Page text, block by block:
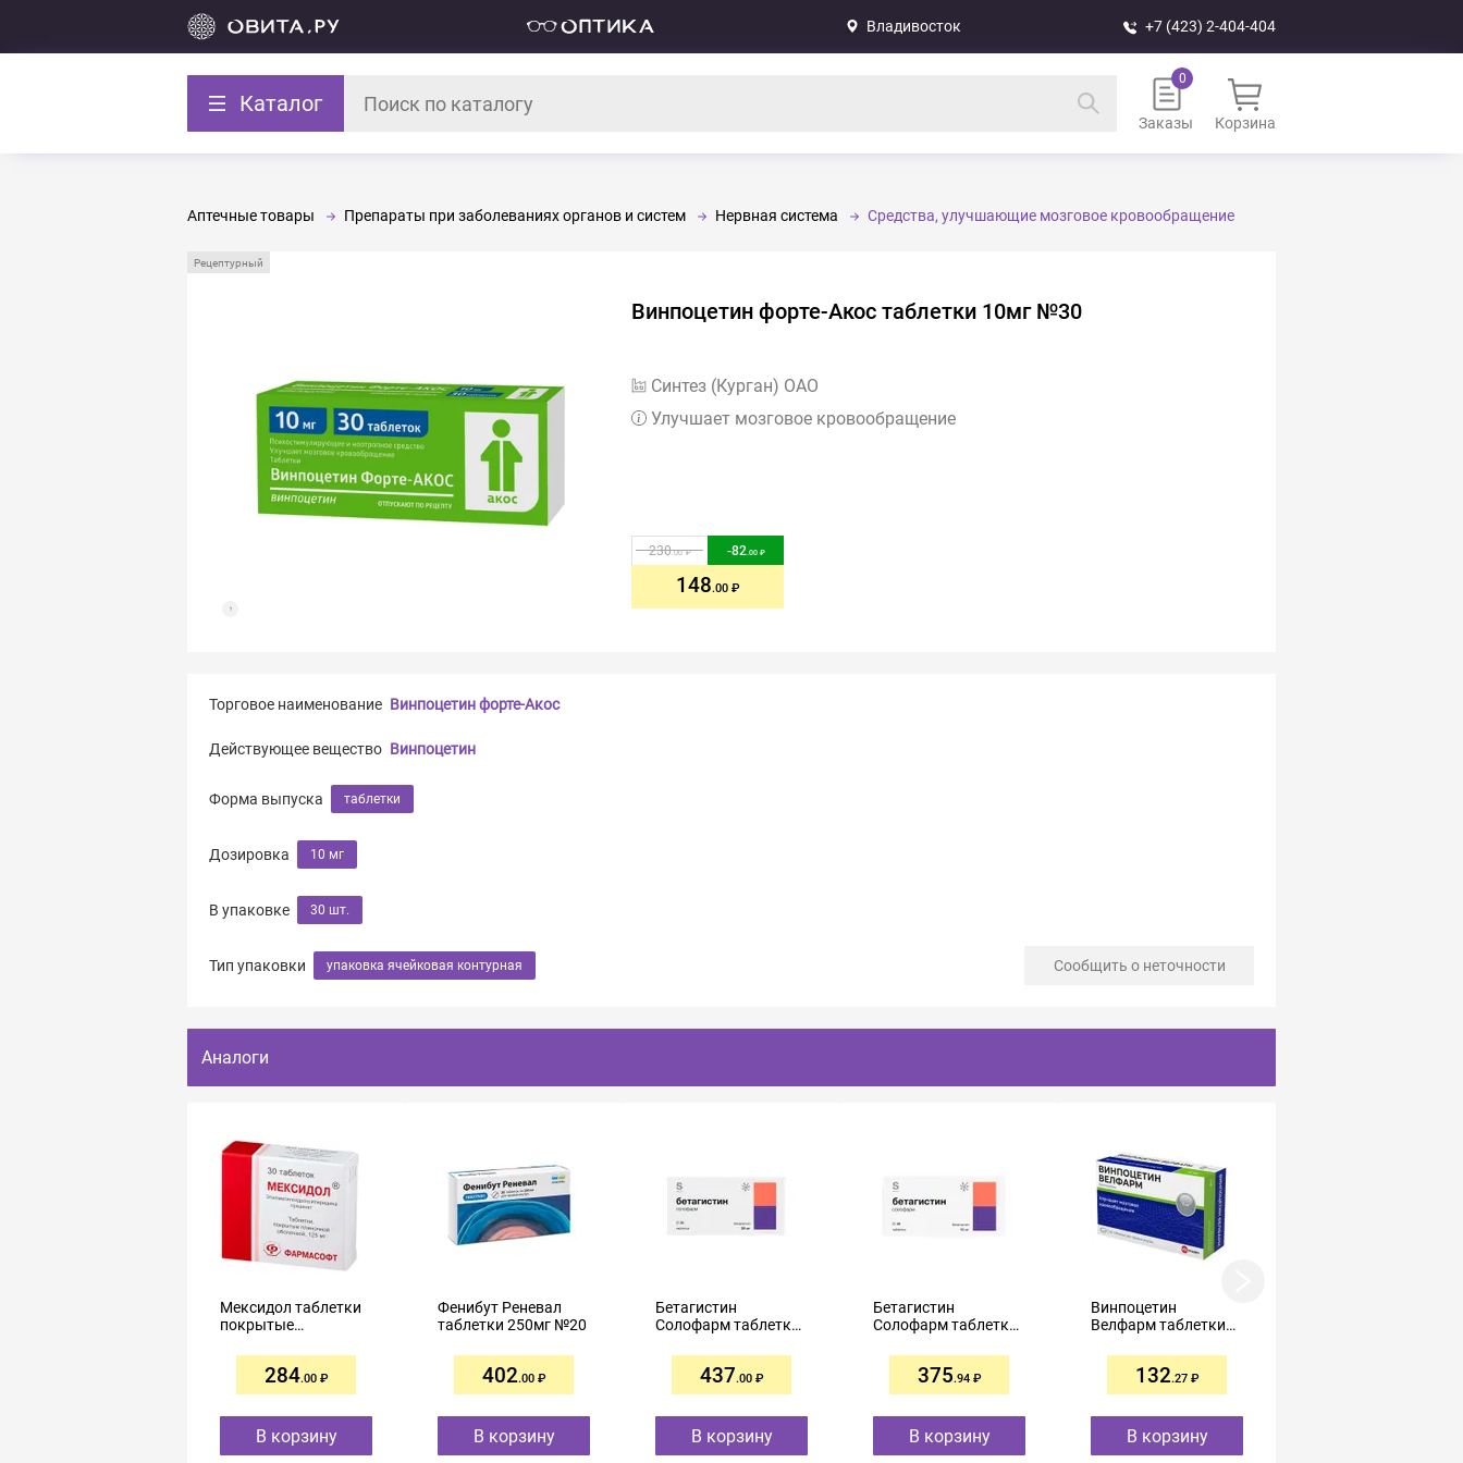
Владивосток +7 (423) 2-404-404
Каталог
Заказы Корзина
Аптечные товары Препараты при заболеваниях органов и систем Нервная система Средства, улучшающие мозговое кровообращение
Рецептурный
Винпоцетин форте-Акос таблетки 10мг №30
Синтез (Курган) ОАО
Улучшает мозговое кровообращение
230.00 -82.00
148.00
Торговое наименование Винпоцетин форте-Акос
Действующее вещество Винпоцетин
Форма выпуска таблетки
Дозировка 10 мг
В упаковке 30 шт.
Тип упаковки упаковка ячейковая контурная Сообщить о неточности
Аналоги
Мексидол таблетки
покрытые
оболочкой 125мг
284.00
В корзину
Фенибут Реневал
таблетки 250мг №20
402.00
В корзину
Бетагистин
Солофарм таблетки
437.00
В корзину
Бетагистин
Солофарм таблетки
375.94
В корзину
Винпоцетин
Велфарм таблетки
132.27
В корзину